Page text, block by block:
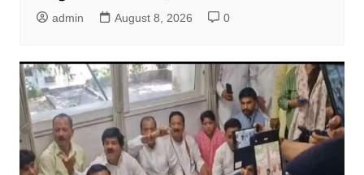
admin August 8, 2026 0